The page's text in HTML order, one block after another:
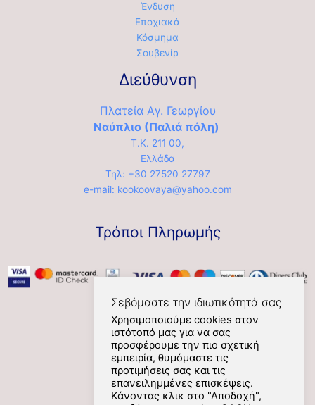
Ένδυση
Εποχιακά
Κόσμημα
Σουβενίρ
Διεύθυνση
Πλατεία Αγ. Γεωργίου
Ναύπλιο (Παλιά πόλη)
Τ.Κ. 211 00,
Ελλάδα
Τηλ: +30 27520 27797
e-mail: kookoovaya@yahoo.com
Τρόποι Πληρωμής
Social
Σεβόμαστε την ιδιωτικότητά σας
Χρησιμοποιούμε cookies στον
ιστότοπό μας για να σας
προσφέρουμε την πιο σχετική
εμπειρία, θυμόμαστε τις
προτιμήσεις σας και τις
επανειλημμένες επισκέψεις.
Κάνοντας κλικ στο "Αποδοχή",